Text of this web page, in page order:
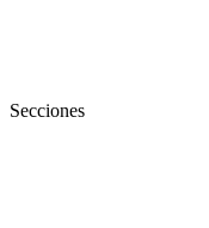
Secciones